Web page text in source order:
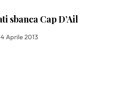
sbanca Cap D’Ail
Aprile 2013